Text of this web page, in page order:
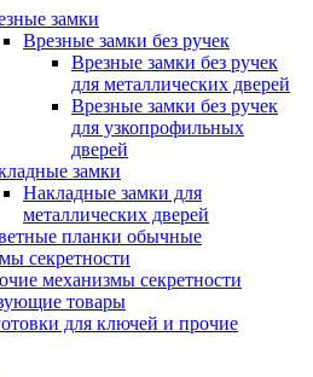
замки
Врезные замки без ручек
Врезные замки без ручек
для металлических дверей
Врезные замки без ручек
для узкопрофильных
дверей
замки
Накладные замки для
металлических дверей
планки обычные
секретности
механизмы секретности
товары
для ключей и прочие